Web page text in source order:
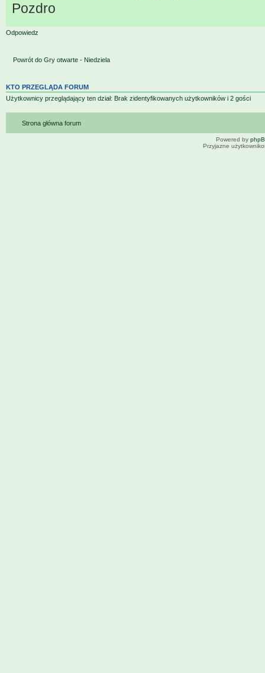
Pozdro
Odpowiedz
Powrót do Gry otwarte - Niedziela
KTO PRZEGLĄDA FORUM
Użytkownicy przeglądający ten dział: Brak zidentyfikowanych użytkowników i 2 gości
Strona główna forum
Powered by
Przyjazne